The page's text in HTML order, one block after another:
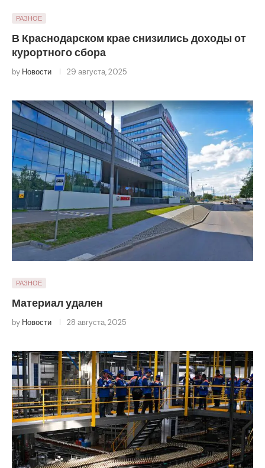
РАЗНОЕ
В Краснодарском крае снизились доходы от
курортного сбора
by Новости 29 августа, 2025
РАЗНОЕ
Материал удален
by Новости 28 августа, 2025